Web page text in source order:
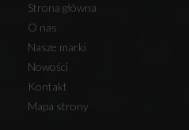
Strona główna
O nas
Nasze marki
Nowości
Kontakt
Mapa strony